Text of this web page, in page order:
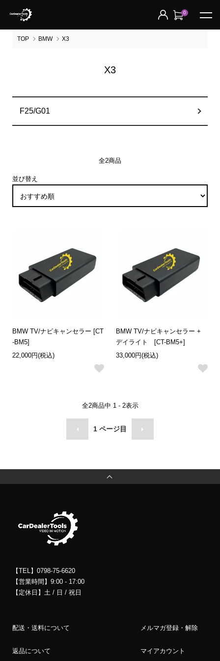
0
TOP BMW X3
X3
グループ一覧
F25/G01
全2商品
並び替え
BMW TV/ナビキャンセラー [CT
-BM5]
22,000円(税込)
BMW TV/ナビキャンセラー +
デイライト [CT-BM5+]
33,000円(税込)
全2商品中 1 - 2表示
1 ページ目
【TEL】0798-75-6620
【営業時間】9:00 - 17:00
【定休日】土 / 日 / 祝日
配送・送料について
返品について
メルマガ登録・解除
マイアカウント